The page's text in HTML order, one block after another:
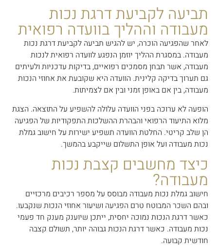
תביעה לקביעת דרגת נכות
מעבודה וההליך בוועדה רפואית
לאחר שהפגיעה הוכרה, יש להגיש תביעה לקביעת דרגת נכות
מעבודה. במסגרת ההליך יוזמן הנפגע לוועדה רפואית לנכות
מעבודה, אשר תבחן מסמכים רפואיים, בדיקות עדכניות ולעיתים
גם תערוך בדיקה קלינית. הוועדה היא שקובעת את אחוזי הנכות
מעבודה, בין אם באופן זמני ובין אם לצמיתות.
הופעה לא ערוכה בפני הוועדה עלולה להשפיע על התוצאה. הצגת
מלוא התיעוד הרפואי והבהרת ההשלכות התפקודיות של הפגיעה
הן שלב קריטי. החלטת הוועדה תשפיע ישירות על חישוב גמלת
נכות מעבודה ועל אופן התשלום שייקבע בהמשך.
כיצד מחשבים קצבת נכות
מעבודה?
חישוב גמלת נכות מעבודה מבוסס על מספר רכיבים מרכזיים
ובהם השכר המבוטח טרם הפגיעה ושיעור אחוזי הנכות שנקבעו.
כאשר דרגת הנכות נמוכה יחסית, ייתכן שיוענק מענק חד פעמי
נכות מעבודה. כאשר דרגת הנכות גבוהה יותר, תשולם קצבה
חודשית קבועה.